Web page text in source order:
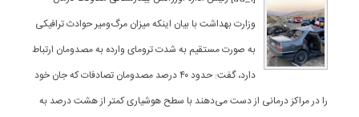
وزارت بهداشت با بیان اینکه میزان مرگ‌ومیر حوادث ترافیکی
به صورت مستقیم به شدت ترومای وارده به مصدومان ارتباط
دارد، گفت: حدود ۴۰ درصد مصدومان تصادفات که جان خود
را در مراکز درمانی از دست می‌دهند با سطح هوشیاری کمتر از هشت درصد به